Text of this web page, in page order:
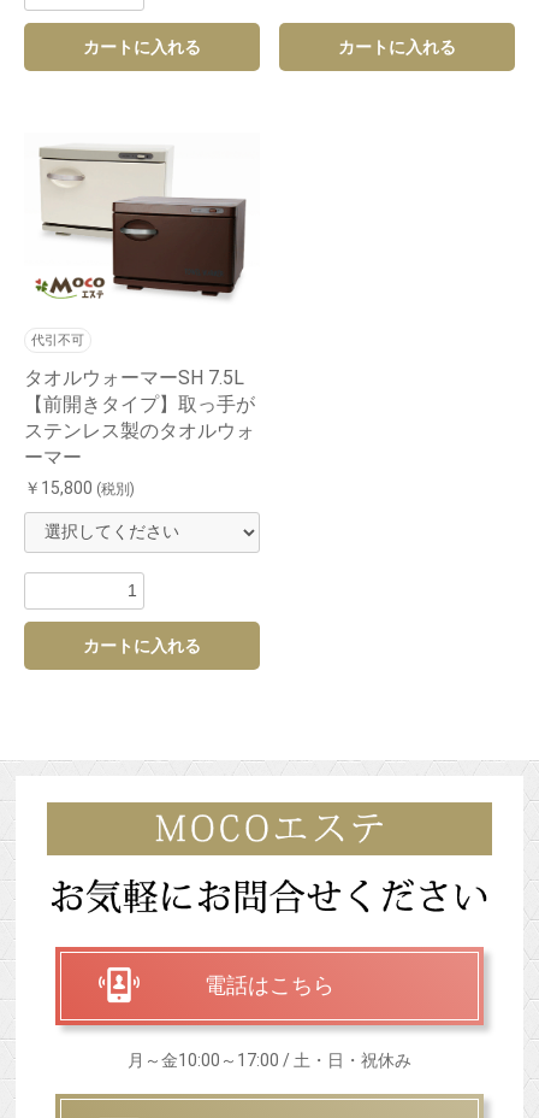
カートに入れる カートに入れる
代引不可
タオルウォーマーSH 7.5L
【前開きタイプ】取っ手が
ステンレス製のタオルウォ
ーマー
￥15,800 (税別)
カートに入れる
電話はこちら
月～金10:00～17:00 / 土・日・祝休み